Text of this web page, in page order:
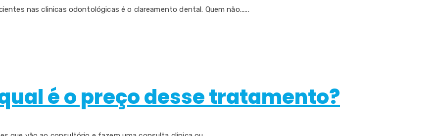
nas clinicas odontológicas é o clareamento dental. Quem não......
é o preço desse tratamento?